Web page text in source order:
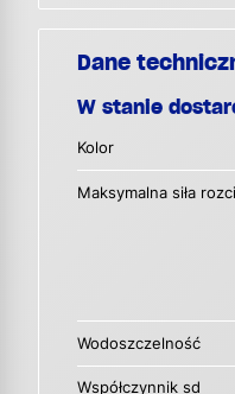
Dane
W stanie
Kolor
Maksymalna siła
Wodoszczelność
Współczynnik sd